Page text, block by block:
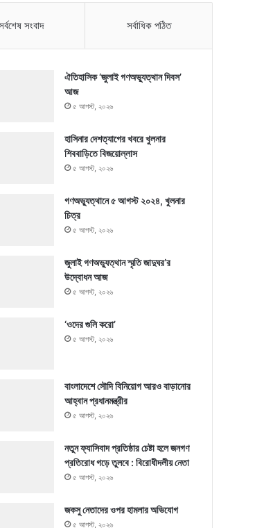
সংবাদ সর্বাধিক পঠিত
ঐতিহাসিক ‘জুলাই গণঅভ্যুত্থান দিবস’
আজ
৫ আগস্ট, ২০২৬
হাসিনার দেশত্যাগের খবরে খুলনার
শিববাড়িতে বিজয়োল্লাস
৫ আগস্ট, ২০২৬
গণঅভ্যুত্থানে ৫ আগস্ট ২০২৪, খুলনার
চিত্র
৫ আগস্ট, ২০২৬
জুলাই গণঅভ্যুত্থান স্মৃতি জাদুঘর’র
উদ্বোধন আজ
৫ আগস্ট, ২০২৬
‘ওদের গুলি করো’
৫ আগস্ট, ২০২৬
বাংলাদেশে সৌদি বিনিয়োগ আরও বাড়ানোর
আহ্বান প্রধানমন্ত্রীর
৫ আগস্ট, ২০২৬
নতুন ফ্যাসিবাদ প্রতিষ্ঠার চেষ্টা হলে জনগণ
প্রতিরোধ গড়ে তুলবে : বিরোধীদলীয় নেতা
৫ আগস্ট, ২০২৬
জকসু নেতাদের ওপর হামলার অভিযোগ
৫ আগস্ট, ২০২৬